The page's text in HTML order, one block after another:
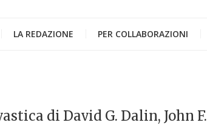
LA REDAZIONE PER COLLABORAZIONI
di David G. Dalin, John F.